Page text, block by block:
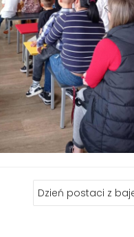
Dzień postaci z